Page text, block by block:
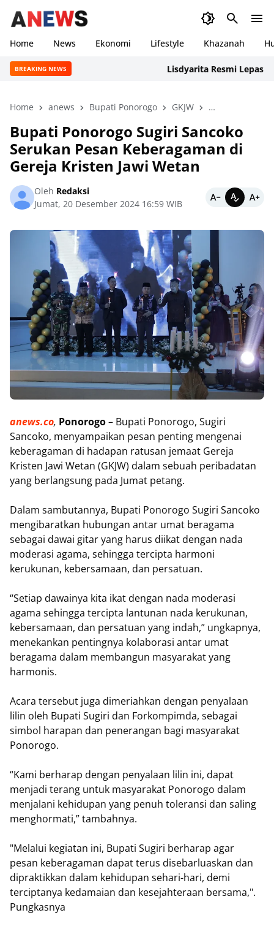
Home News Ekonomi Lifestyle Khazanah
BREAKING NEWS Lisdyarita Resmi Lepas
Home anews Bupati Ponorogo GKJW GKJW Ponorogo
Bupati Ponorogo Sugiri Sancoko
Serukan Pesan Keberagaman di
Gereja Kristen Jawi Wetan
Oleh Redaksi
Jumat, 20 Desember 2024 16:59 WIB
anews.co, Ponorogo– Bupati Ponorogo, Sugiri
Sancoko, menyampaikan pesan penting mengenai
keberagaman di hadapan ratusan jemaat Gereja
Kristen Jawi Wetan (GKJW) dalam sebuah peribadatan
yang berlangsung pada Jumat petang.
Dalam sambutannya, Bupati Ponorogo Sugiri Sancoko
mengibaratkan hubungan antar umat beragama
sebagai dawai gitar yang harus diikat dengan nada
moderasi agama, sehingga tercipta harmoni
kerukunan, kebersamaan, dan persatuan.
“Setiap dawainya kita ikat dengan nada moderasi
agama sehingga tercipta lantunan nada kerukunan,
kebersamaan, dan persatuan yang indah,” ungkapnya,
menekankan pentingnya kolaborasi antar umat
beragama dalam membangun masyarakat yang
harmonis.
Acara tersebut juga dimeriahkan dengan penyalaan
lilin oleh Bupati Sugiri dan Forkompimda, sebagai
simbol harapan dan penerangan bagi masyarakat
Ponorogo.
“Kami berharap dengan penyalaan lilin ini, dapat
menjadi terang untuk masyarakat Ponorogo dalam
menjalani kehidupan yang penuh toleransi dan saling
menghormati,” tambahnya.
"Melalui kegiatan ini, Bupati Sugiri berharap agar
pesan keberagaman dapat terus disebarluaskan dan
dipraktikkan dalam kehidupan sehari-hari, demi
terciptanya kedamaian dan kesejahteraan bersama,".
Pungkasnya